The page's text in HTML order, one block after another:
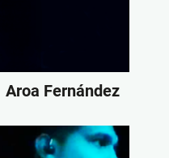
Aroa Fernández